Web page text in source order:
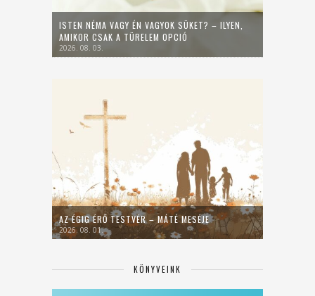
ISTEN NÉMA VAGY ÉN VAGYOK SÜKET? – ILYEN,
AMIKOR CSAK A TÜRELEM OPCIÓ
2026. 08. 03.
AZ ÉGIG ÉRŐ TESTVÉR – MÁTÉ MESÉJE
2026. 08. 01.
KÖNYVEINK